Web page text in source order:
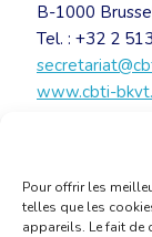
Pour offrir les
telles que les
appareils. Le fait de
B-1000
Tel. : +32 2
www.cbti-